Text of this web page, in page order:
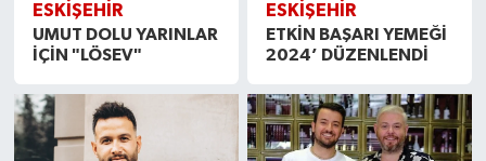
ESKİŞEHİR
UMUT DOLU YARINLAR
İÇİN "LÖSEV"
ESKİŞEHİR
ETKİN BAŞARI YEMEĞİ
2024’ DÜZENLENDİ